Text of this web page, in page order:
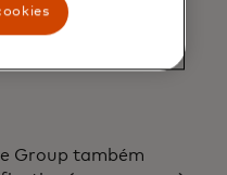
Group também